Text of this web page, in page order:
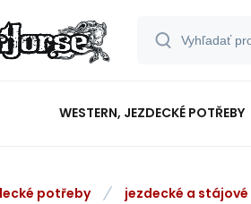
WESTERN, JEZDECKÉ POTŘEBY
potřeby jezdecké a